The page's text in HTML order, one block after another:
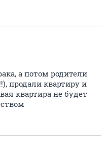
а потом родители
продали квартиру и
квартира не будет